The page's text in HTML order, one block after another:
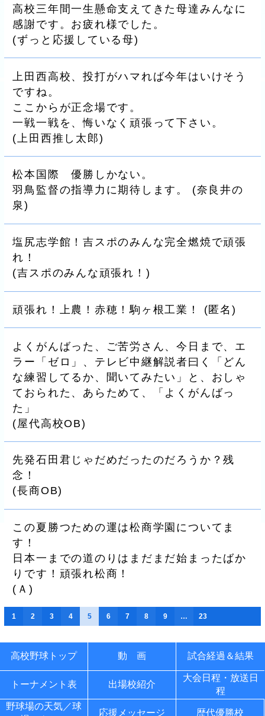
高校三年間一生懸命支えてきた母達みんなに
感謝です。お疲れ様でした。
(ずっと応援している母)
上田西高校、投打がハマれば今年はいけそう
ですね。
ここからが正念場です。
一戦一戦を、悔いなく頑張って下さい。
( 上田西推し太郎)
松本国際 優勝しかない。
羽鳥監督の指導力に期待します。
(奈良井の
泉)
塩尻志学館！吉スポのみんな完全燃焼で頑張
れ！
(吉スポのみんな頑張れ！ )
頑張れ！上農！赤穂！駒ヶ根工業！ (匿名 )
よくがんばった、ご苦労さん、今日まで、エ
ラー「ゼロ」、テレビ中継解説者曰く「どん
な練習してるか、聞いてみたい」と、おしゃ
ておられた、あらためて、「よくがんばっ
た」
( 屋代高校OB)
先発石田君じゃだめだったのだろうか？残
念！
(長商OB)
この夏勝つための運は松商学園についてま
す！
日本一までの道のりはまだまだ始まったばか
りです！頑張れ松商！
( Ａ)
1 2 3 4 5 6 7 8 9 … 23
高校野球トップ 動 画 試合経過＆結果
トーナメント表 出場校紹介
大会日程・放送日
程
野球場の天気／球
応援メッセージ 歴代優勝校